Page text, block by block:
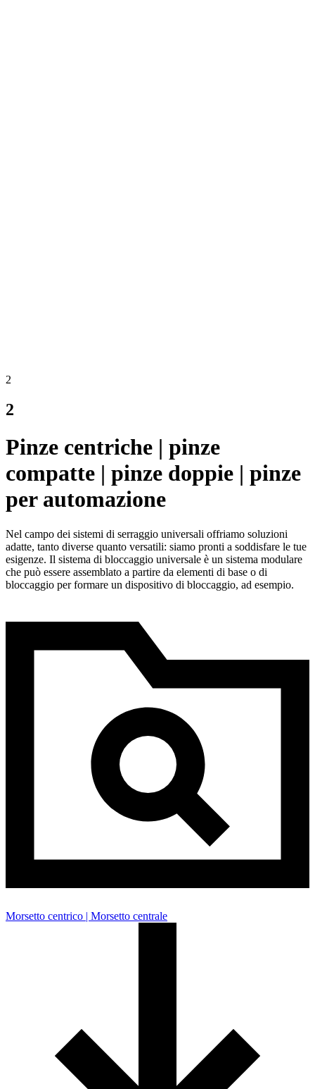
2
2
Pinze centriche | pinze
compatte | pinze doppie | pinze
per automazione
Nel campo dei sistemi di serraggio universali offriamo soluzioni
adatte, tanto diverse quanto versatili: siamo pronti a soddisfare le tue
esigenze. Il sistema di bloccaggio universale è un sistema modulare
che può essere assemblato a partire da elementi di base o di
bloccaggio per formare un dispositivo di bloccaggio, ad esempio.
Morsetto centrico | Morsetto centrale